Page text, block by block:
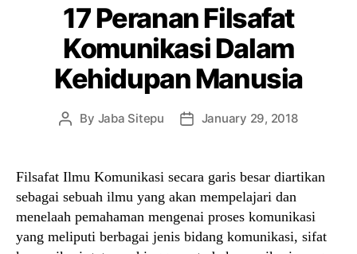
17 Peranan Filsafat
Komunikasi Dalam
Kehidupan Manusia
Post
By Jaba Sitepu
PostJanuary 29, 2018
Filsafat Ilmu Komunikasi secara garis besar diartikan
sebagai sebuah ilmu yang akan mempelajari dan
menelaah pemahaman mengenai proses komunikasi
yang meliputi berbagai jenis bidang komunikasi, sifat